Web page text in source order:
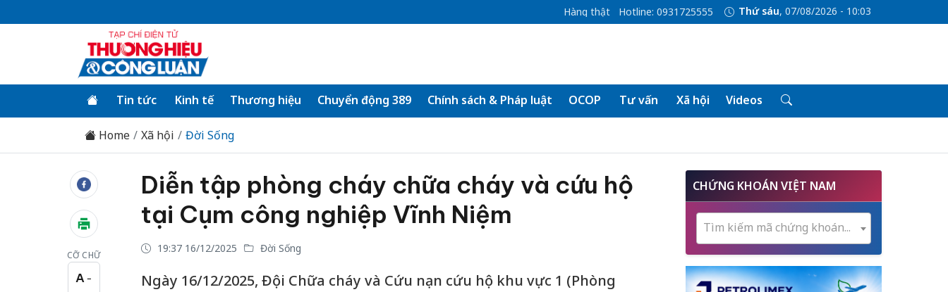
Hàng thật Hotline: 0931725555 Thứ sáu, 07/08/2026 - 10:03
Tin tức Kinh tế Thương hiệu Chuyển động 389 Chính sách & Pháp luật OCOP Tư vấn Xã hội Videos
Home Xã hội Đời Sống
CỠ CHỮ
A −
Cỡ chữ nhỏ
Diễn tập phòng cháy chữa cháy và cứu hộ
tại Cụm công nghiệp Vĩnh Niệm
19:37 16/12/2025 Đời Sống
Ngày 16/12/2025, Đội Chữa cháy và Cứu nạn cứu hộ khu vực 1 (Phòng
CHỨNG KHOÁN VIỆT NAM
Tìm kiếm mã chứng khoán...